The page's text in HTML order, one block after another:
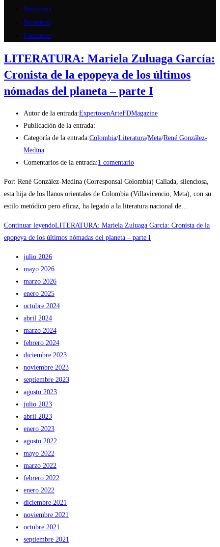
Servicios
Nosotros
Contacto
LITERATURA: Mariela Zuluaga García:
Cronista de la epopeya de los últimos
nómadas del planeta – parte I
Autor de la entrada:ExpertosenArteFDMagazine
Publicación de la entrada:
Categoría de la entrada:Colombia/Literatura/Meta/René González-
Medina
Comentarios de la entrada:1 comentario
Por: René González-Medina (Corresponsal Colombia) Callada, silenciosa,
esta hija de los llanos orientales de Colombia (Villavicencio, Meta), con su
estilo metódico pero eficaz, ha legado a la literatura nacional de…
Continuar leyendoLITERATURA: Mariela Zuluaga García: Cronista de la
epopeya de los últimos nómadas del planeta – parte I
julio 2026
mayo 2026
marzo 2026
enero 2025
octubre 2024
abril 2024
marzo 2024
febrero 2024
diciembre 2023
noviembre 2023
septiembre 2023
agosto 2023
julio 2023
abril 2023
enero 2023
agosto 2022
mayo 2022
marzo 2022
febrero 2022
enero 2022
diciembre 2021
noviembre 2021
octubre 2021
septiembre 2021